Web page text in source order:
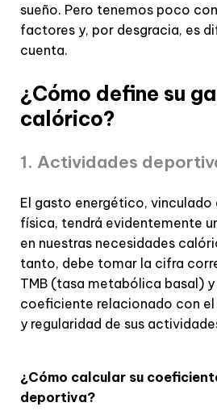
sueño. Pero tenemos poco
factores y, por desgracia, es
cuenta.
¿Cómo define su
calórico?
1. Actividades
El gasto energético, vinculado
física, tendrá evidentemente
en nuestras necesidades
tanto, debe tomar la cifra
TMB (tasa metabólica basal)
coeficiente relacionado con el
y regularidad de sus
¿Cómo calcular su
deportiva?